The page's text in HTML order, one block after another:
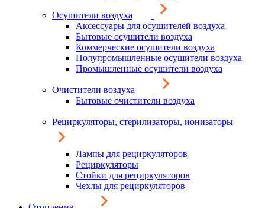
Осушители воздуха
Аксессуары для осушителей воздуха
Бытовые осушители воздуха
Коммерческие осушители воздуха
Полупромышленные осушители воздуха
Промышленные осушители воздуха
Очистители воздуха
Бытовые очистители воздуха
Рециркуляторы, стерилизаторы, ионизаторы
Лампы для рециркуляторов
Рециркуляторы
Стойки для рециркуляторов
Чехлы для рециркуляторов